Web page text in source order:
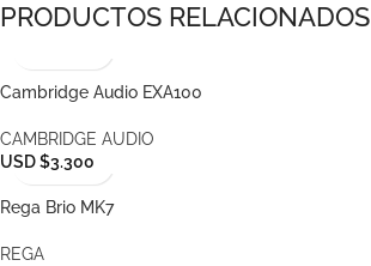
PRODUCTOS RELACIONADOS
Cambridge Audio EXA100
CAMBRIDGE AUDIO
USD $3.300
Rega Brio MK7
REGA